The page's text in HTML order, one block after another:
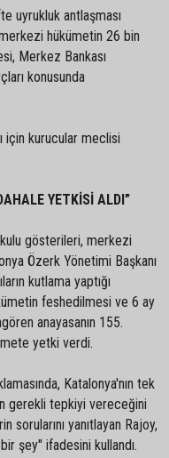
uyrukluk antlaşması
merkezi hükümetin 26 bin
Merkez Bankası
konusunda
için kurucular meclisi
YETKİSİ ALDI”
gösterileri, merkezi
Özerk Yönetimi Başkanı
kutlama yaptığı
feshedilmesi ve 6 ay
anayasanın 155.
yetki verdi.
Katalonya'nın tek
gerekli tepkiyi vereceğini
sorularını yanıtlayan Rajoy,
bir şey" ifadesini kullandı.